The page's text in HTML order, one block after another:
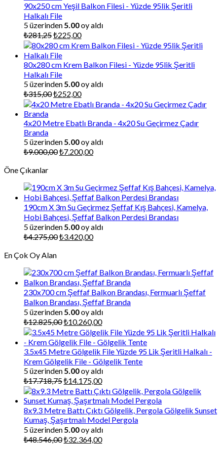
90x250 cm Yeşil Balkon Filesi - Yüzde 95lik Şeritli
Halkalı File
5 üzerinden 5.00oy aldı
₺281,25Orijinal
fiyat:
₺281,25.
₺225,00Şu
andaki
₺225,00.
80x280 cm Krem Balkon Filesi - Yüzde 95lik Şeritli
Halkalı File
5 üzerinden 5.00oy aldı
₺315,00Orijinal
fiyat:
₺252,00Şu
andaki
₺252,00.
4x20 Metre Ebatlı Branda - 4x20 Su Geçirmez Çadır
Branda
5 üzerinden 5.00oy aldı
₺9.000,00Orijinal
₺7.200,00Şu
Öne Çıkanlar
190cm X 3m Su Geçirmez Şeffaf Kış Bahçesi, Kamelya,
Hobi Bahçesi, Şeffaf Balkon Perdesi Brandası
5 üzerinden 5.00oy aldı
₺4.275,00Orijinal
₺3.420,00Şu
En Çok Oy Alan
230x700 cm Şeffaf Balkon Brandası, Fermuarlı Şeffaf
Balkon Brandası, Şeffaf Branda
5 üzerinden 5.00oy aldı
₺12.825,00Orijinal
fiyat:
₺12.825,00.
₺10.260,00Şu
andaki
fiyat:
₺10.260,00.
3.5x45 Metre Gölgelik File Yüzde 95 Lik Şeritli Halkalı -
Krem Gölgelik File - Gölgelik Tente
5 üzerinden 5.00oy aldı
₺17.718,75Orijinal
fiyat:
₺17.718,75.
₺14.175,00Şu
andaki
fiyat:
₺14.175,00.
8x9.3 Metre Battı Çıktı Gölgelik, Pergola Gölgelik Sunset
Kumaş, Şaşırtmalı Model Pergola
5 üzerinden 5.00oy aldı
₺48.546,00Orijinal
₺32.364,00Şu